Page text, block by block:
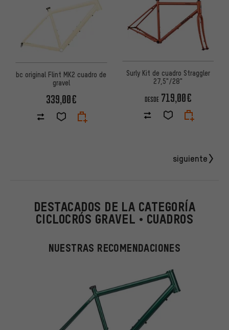
bc original Flint MK2 cuadro de
gravel
339,00€
Surly Kit de cuadro Straggler
27,5"/28"
DESDE 719,00€
siguiente
DESTACADOS DE LA CATEGORÍA
CICLOCRÓS GRAVEL • CUADROS
NUESTRAS RECOMENDACIONES